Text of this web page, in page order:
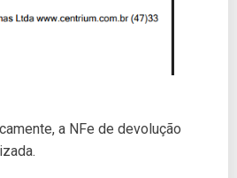
a NFe de devolução